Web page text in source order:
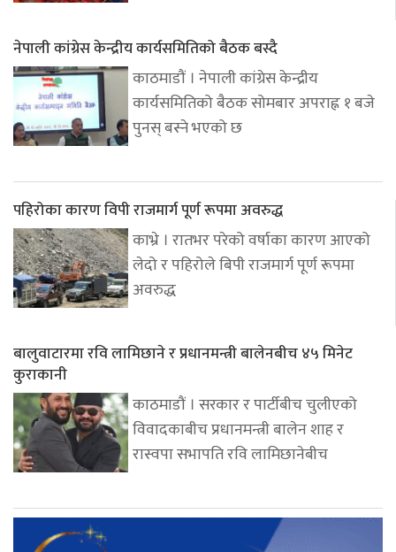
नेपाली कांग्रेस केन्द्रीय कार्यसमितिको बैठक बस्दै
काठमाडौं । नेपाली कांग्रेस केन्द्रीय
कार्यसमितिको बैठक सोमबार अपराह्न १ बजे
पुनस् बस्ने भएको छ
पहिरोका कारण विपी राजमार्ग पूर्ण रूपमा अवरुद्ध
काभ्रे । रातभर परेको वर्षाका कारण आएको
लेदो र पहिरोले बिपी राजमार्ग पूर्ण रूपमा
अवरुद्ध
बालुवाटारमा रवि लामिछाने र प्रधानमन्त्री बालेनबीच ४५ मिनेट
कुराकानी
काठमाडौं । सरकार र पार्टीबीच चुलीएको
विवादकाबीच प्रधानमन्त्री बालेन शाह र
रास्वपा सभापति रवि लामिछानेबीच